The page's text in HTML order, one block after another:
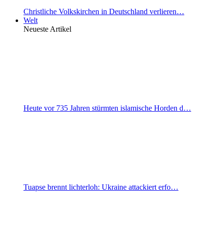
Christliche Volkskirchen in Deutschland verlieren…
Welt
Neueste Artikel
Heute vor 735 Jahren stürmten islamische Horden d…
Tuapse brennt lichterloh: Ukraine attackiert erfo…